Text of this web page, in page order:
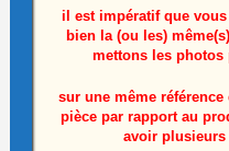
Ensemble haut
référence:
il est impératif que
bien la (ou les)
mettons les photos
sur une même
pièce par rapport au
avoir plusieurs